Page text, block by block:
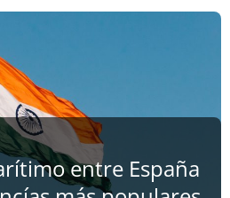
entre España